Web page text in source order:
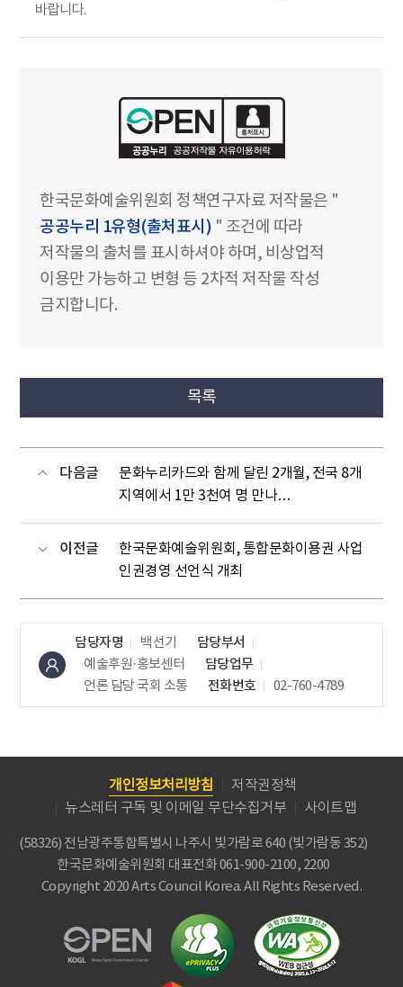
바랍니다.
한국문화예술위원회 정책연구자료 저작물은 "
공공누리 1유형(출처표시) " 조건에 따라
저작물의 출처를 표시하셔야 하며, 비상업적
이용만 가능하고 변형 등 2차적 저작물 작성
금지합니다.
목록
다음글
문화누리카드와 함께 달린 2개월, 전국 8개
지역에서 1만 3천여 명 만나…
이전글
한국문화예술위원회, 통합문화이용권 사업
인권경영 선언식 개최
담당자명 백선기
담당부서
예술후원·홍보센터
담당업무
언론 담당국회 소통 전화번호 02-760-4789
개인정보처리방침
저작권정책
뉴스레터 구독 및 이메일 무단수집거부
사이트맵
(58326) 전남광주통합특별시 나주시 빛가람로 640 (빛가람동 352)
한국문화예술위원회 대표전화 061-900-2100, 2200
Copyright 2020 Arts Council Korea. All Rights Reserved.